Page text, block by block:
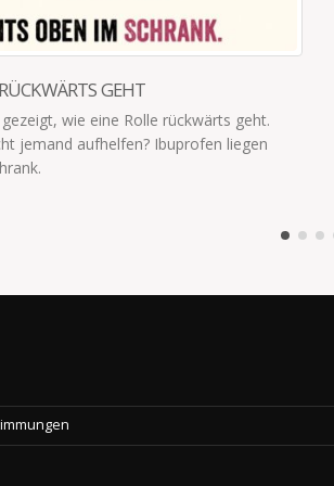
WIRKLICH WÜNSCHEN
wünschen: Kaffee auch mal heiß
Klo gehen. Ausschlafen.